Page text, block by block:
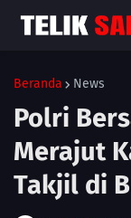
Beranda News
Polri
Merajut
Takjil di